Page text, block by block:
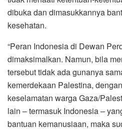
dibuka dan dimasukkannya
kesehatan.
“Peran Indonesia di Dewan
dimaksimalkan. Namun, bila
tersebut tidak ada gunanya
kemerdekaan Palestina,
keselamatan warga Gaza/
lain – termasuk Indonesia –
bantuan kemanusiaan, maka